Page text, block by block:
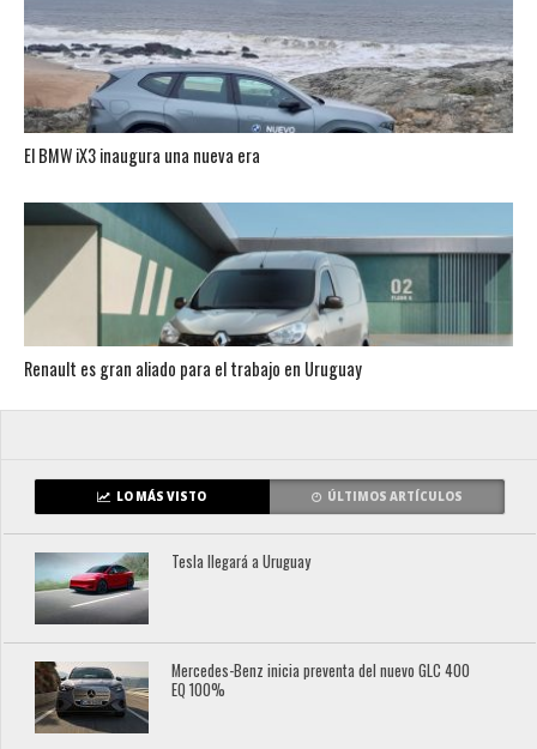
El BMW iX3 inaugura una nueva era
Renault es gran aliado para el trabajo en Uruguay
LO MÁS VISTO ÚLTIMOS ARTÍCULOS
Tesla llegará a Uruguay
Mercedes-Benz inicia preventa del nuevo GLC 400
EQ 100%